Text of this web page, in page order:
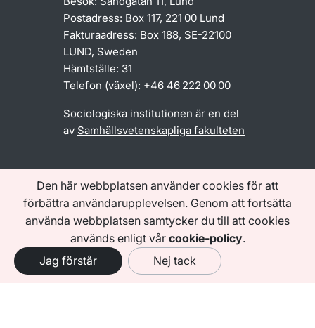
Den här webbplatsen använder cookies för att
förbättra användarupplevelsen. Genom att fortsätta
använda webbplatsen samtycker du till att cookies
används enligt vår cookie-policy.
Jag förstår
Nej tack
Postadress: Box 117, 221 00 Lund
Fakturaadress: Box 188, SE-22100
LUND, Sweden
Hämtställe: 31
Telefon (växel): +46 46 222 00 00
Sociologiska institutionen är en del
av Samhällsvetenskapliga fakulteten
INFORMATION OM
WWW.SOC.LU.SE
Tillgänglighetsredogörelse
Behandling av personuppgifter
Följ oss